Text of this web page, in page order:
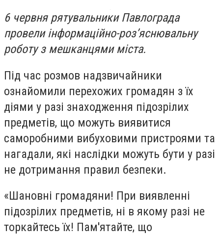
6 червня рятувальники Павлограда
провели інформаційно-роз’яснювальну
роботу з мешканцями міста.
Під час розмов надзвичайники
ознайомили перехожих громадян з їх
діями у разі знаходження підозрілих
предметів, що можуть виявитися
саморобними вибуховими пристроями та
нагадали, які наслідки можуть бути у разі
не дотримання правил безпеки.
«Шановні громадяни! При виявленні
підозрілих предметів, ні в якому разі не
торкайтесь їх! Пам'ятайте, що